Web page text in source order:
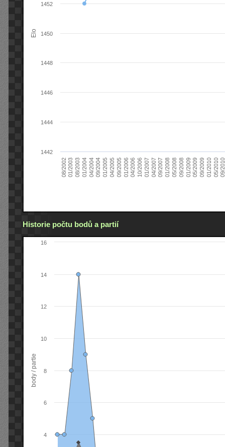
Elo
08/200201/200308/200301/200404/200409/200401/200504/200509/200501/200604/200610/200601/200704/200709/200701/200805/200809/200801/200905/200909/200901/201005/201009/
1442
1444
1446
1448
1450
1452
Historie počtu bodů a partií
body / partie
4
6
8
10
12
14
16